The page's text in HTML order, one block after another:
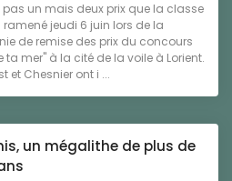
pas un mais deux prix que la classe
ramené jeudi 6 juin lors de la
de remise des prix du concours
ta mer" à la cité de la voile à Lorient.
et Chesnier ont i ...
un mégalithe de plus de